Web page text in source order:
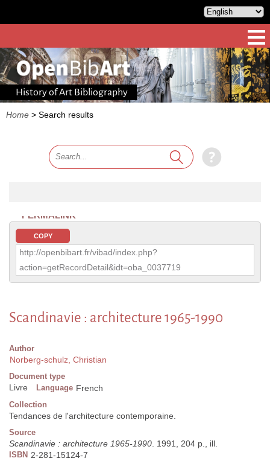
History of Art Bibliography
Home > Search results
PERMALINK
COPY
http://openbibart.fr/vibad/index.php?
action=getRecordDetail&idt=oba_0037719
Scandinavie : architecture 1965-1990
Author
Norberg-schulz, Christian
Document type
Livre Language French
Collection
Tendances de l'architecture contemporaine.
Source
Scandinavie : architecture 1965-1990. 1991, 204 p., ill.
ISBN 2-281-15124-7